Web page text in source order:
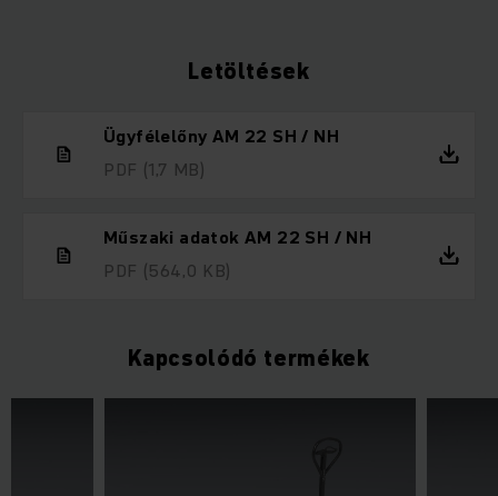
Letöltések
Ügyfélelőny AM 22 SH / NH
PDF (1,7 MB)
Műszaki adatok AM 22 SH / NH
PDF (564,0 KB)
Kapcsolódó termékek